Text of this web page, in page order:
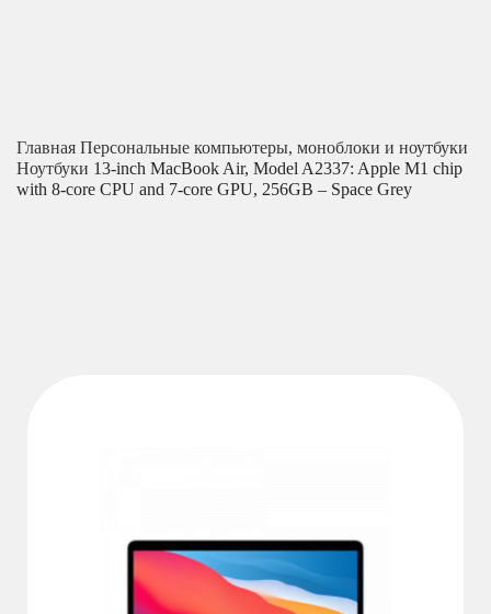
Главная Персональные компьютеры, моноблоки и ноутбуки
Ноутбуки 13-inch MacBook Air, Model A2337: Apple M1 chip
with 8-core CPU and 7-core GPU, 256GB – Space Grey